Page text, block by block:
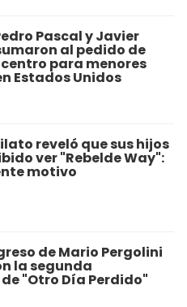
Pascal y Javier
al pedido de
para menores
Estados Unidos
reveló que sus hijos
ver "Rebelde Way":
motivo
de Mario Pergolini
la segunda
"Otro Día Perdido"